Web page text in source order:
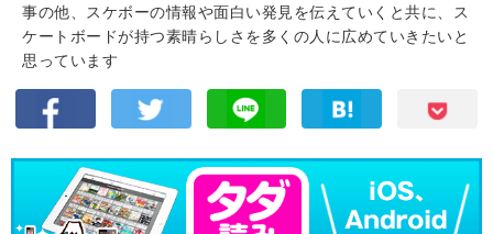
事の他、スケボーの情報や面白い発見を伝えていくと共に、ス
ケートボードが持つ素晴らしさを多くの人に広めていきたいと
思っています